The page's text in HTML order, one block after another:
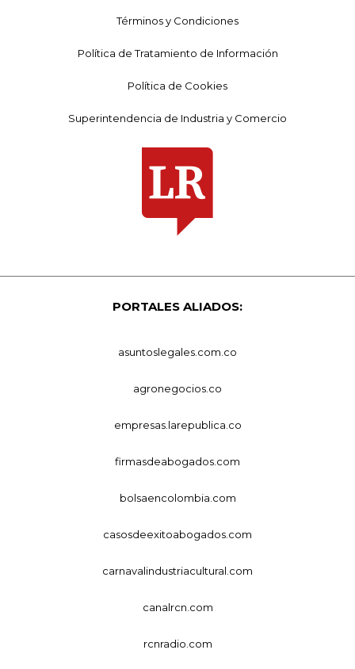
Términos y Condiciones
Política de Tratamiento de Información
Política de Cookies
Superintendencia de Industria y Comercio
PORTALES ALIADOS:
asuntoslegales.com.co
agronegocios.co
empresas.larepublica.co
firmasdeabogados.com
bolsaencolombia.com
casosdeexitoabogados.com
carnavalindustriacultural.com
canalrcn.com
rcnradio.com